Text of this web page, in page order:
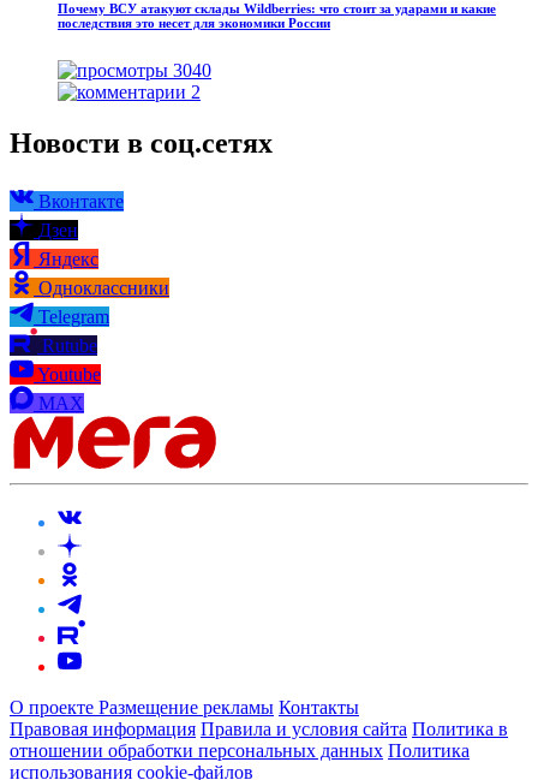
Почему ВСУ атакуют склады Wildberries: что стоит за ударами и какие
последствия это несет для экономики России
3040
2
Новости в соц.сетях
Вконтакте
Дзен
Яндекс
Одноклассники
Telegram
Rutube
Youtube
MAX
О проекте Размещение рекламы Контакты
Правовая информация Правила и условия сайта Политика в
отношении обработки персональных данных Политика
использования cookie-файлов